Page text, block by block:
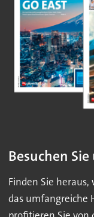
Besuchen
Finden Sie
das umfangreiche